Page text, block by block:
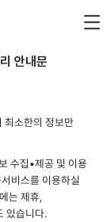
안내문
최소한의 정보만
수집•제공 및 이용
비스를 이용하실
는 제휴,
있습니다.